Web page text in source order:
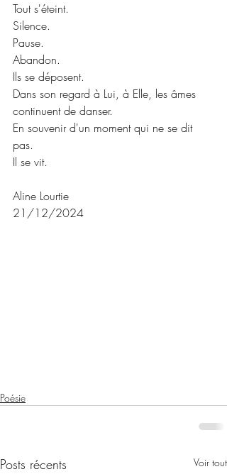
Tout s'éteint.
Silence.
Pause.
Abandon.
Ils se déposent.
Dans son regard à Lui, à Elle, les âmes
continuent de danser.
En souvenir d'un moment qui ne se dit
pas.
Il se vit.
Aline Lourtie
21/12/2024
Poésie
Posts récents Voir tout